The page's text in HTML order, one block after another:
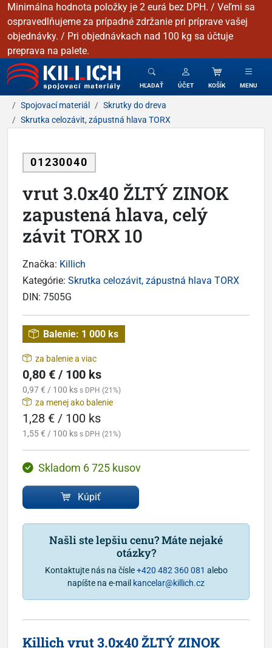
Minimálna hodnota položky je 2 eurá bez DPH. / Veľmi sa
ospravedlňujeme za prípadné zdržanie pri príprave vašej
objednávky. / Pri objednávkach nad 100 kg sa účtuje
preprava na palete.
KILLICH - Spojovacie materiály
HĽADAŤ ÚČET KOŠÍK MENU
Spojovací materiál
Skrutky do dreva
Skrutka celozávit, zápustná hlava TORX
01230040
vrut 3.0x40 ŽLTÝ ZINOK
zapustená hlava, celý
závit TORX 10
Značka: Killich
Kategórie: Skrutka celozávit, zápustná hlava TORX
DIN: 7505G
Balenie: 1 000 ks
za balenie a viac
0,80 € / 100 ks
0,97 € / 100 ks s DPH (21%)
za menej ako balenie
1,28 € / 100 ks
1,55 € / 100 ks s DPH (21%)
Skladom 6 725 kusov
Kúpiť
Našli ste lepšiu cenu? Máte nejaké
otázky?
Kontaktujte nás na čísle+420 482 360 081 alebo
napíšte na e-mail kancelar@killich.cz
Killich vrut 3.0x40 ŽLTÝ ZINOK